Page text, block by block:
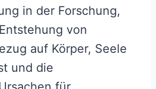
in der Forschung,
von
auf Körper, Seele
und die